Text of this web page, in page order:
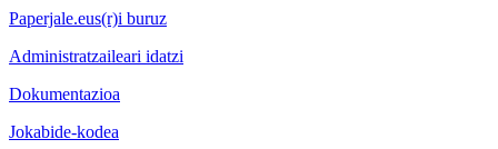
Paperjale.eus(r)i buruz
Administratzaileari idatzi
Dokumentazioa
Jokabide-kodea